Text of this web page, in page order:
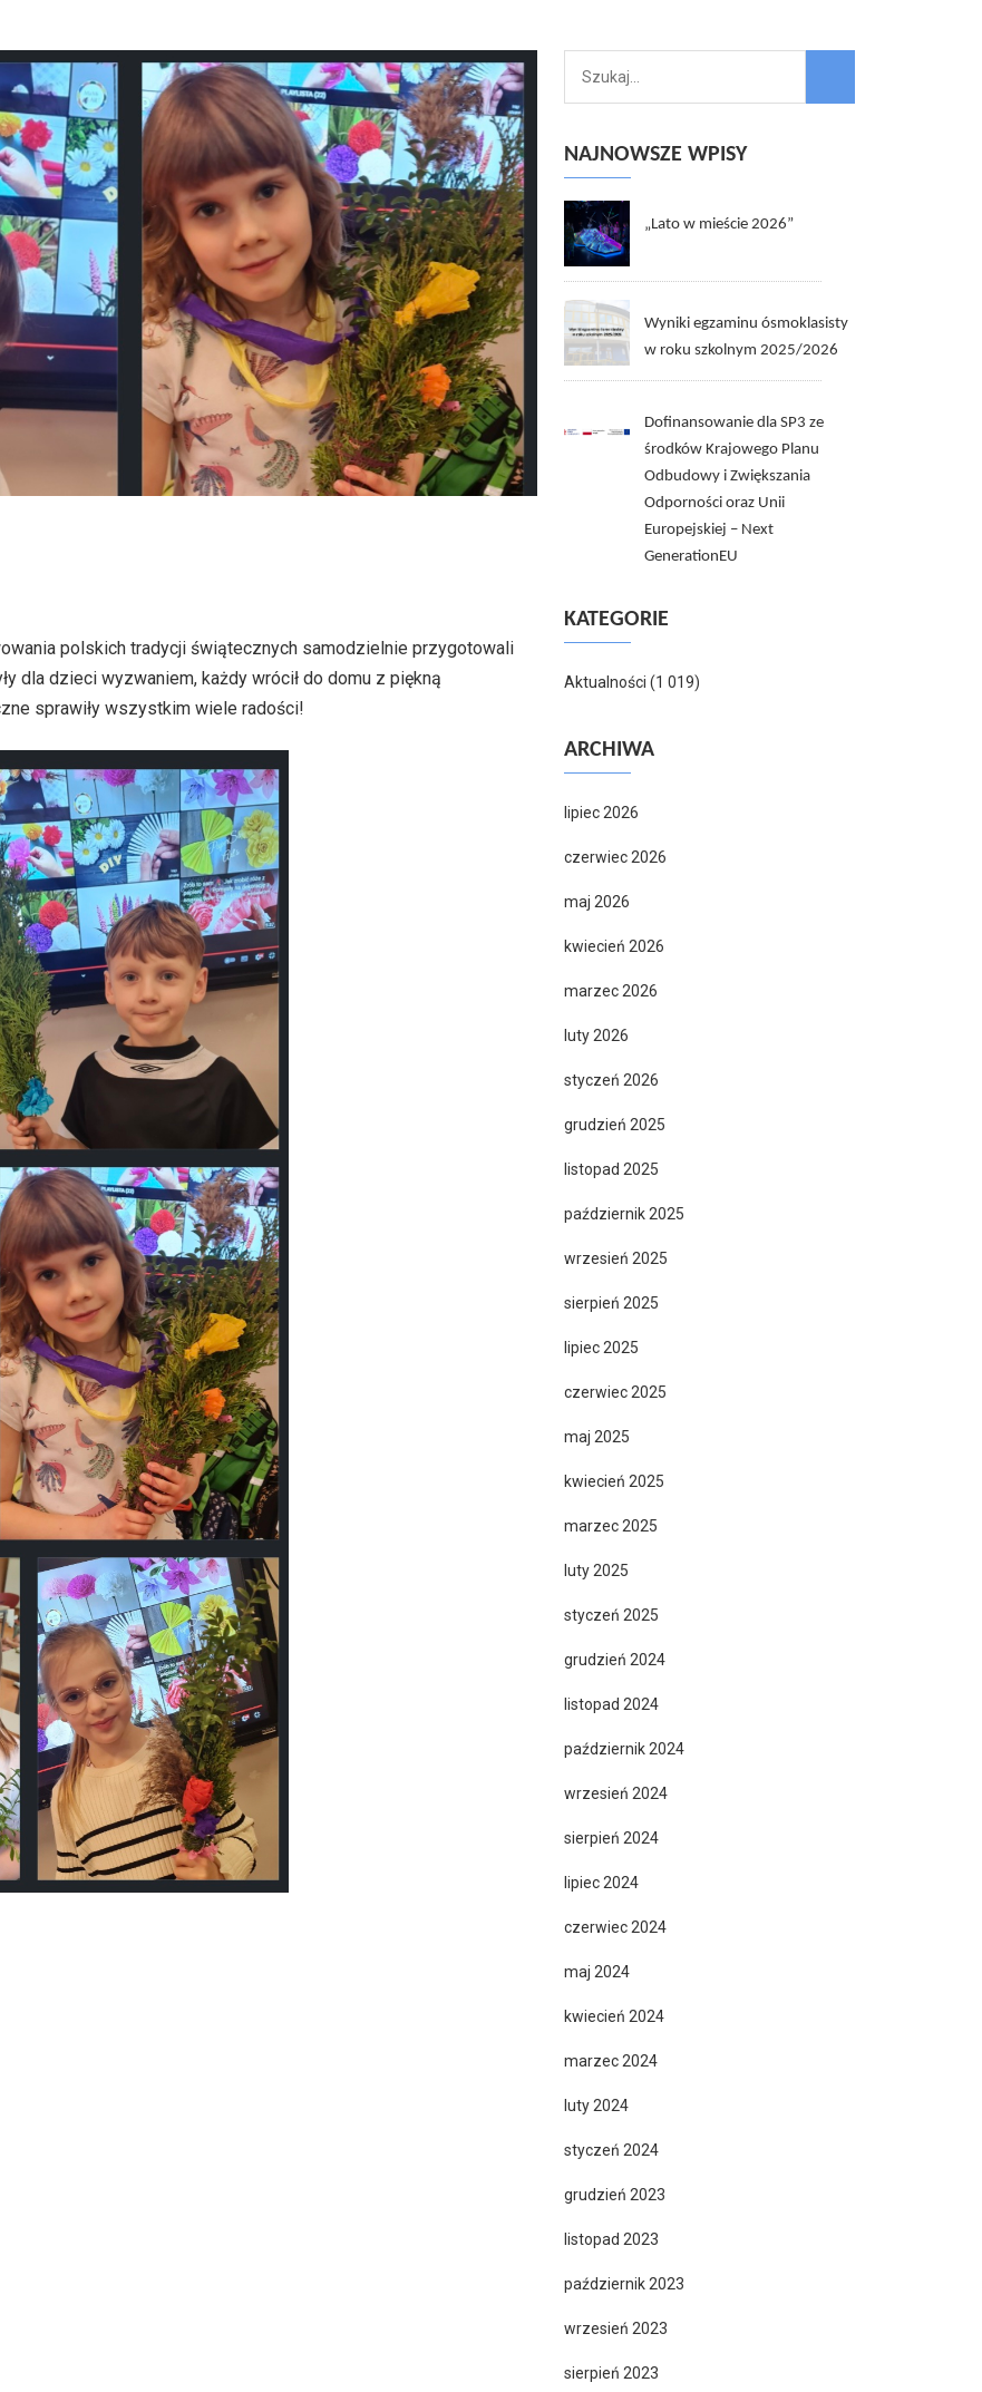
polskich tradycji świątecznych samodzielnie przygotowali
dla dzieci wyzwaniem, każdy wrócił do domu z piękną
sprawiły wszystkim wiele radości!
NAJNOWSZE WPISY
„Lato w mieście 2026”
Wyniki egzaminu ósmoklasisty
w roku szkolnym 2025/2026
Dofinansowanie dla SP3 ze
środków Krajowego Planu
Odbudowy i Zwiększania
Odporności oraz Unii
Europejskiej – Next
GenerationEU
KATEGORIE
Aktualności (1 019)
ARCHIWA
lipiec 2026
czerwiec 2026
maj 2026
kwiecień 2026
marzec 2026
luty 2026
styczeń 2026
grudzień 2025
listopad 2025
październik 2025
wrzesień 2025
sierpień 2025
lipiec 2025
czerwiec 2025
maj 2025
kwiecień 2025
marzec 2025
luty 2025
styczeń 2025
grudzień 2024
listopad 2024
październik 2024
wrzesień 2024
sierpień 2024
lipiec 2024
czerwiec 2024
maj 2024
kwiecień 2024
marzec 2024
luty 2024
styczeń 2024
grudzień 2023
listopad 2023
październik 2023
wrzesień 2023
sierpień 2023